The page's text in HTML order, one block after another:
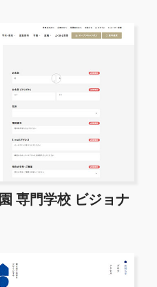
専門学校 ビジョナ